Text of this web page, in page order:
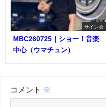
サイン会
MBC260725｜ショー！音楽
中心（ウマチュン）
コメント ※